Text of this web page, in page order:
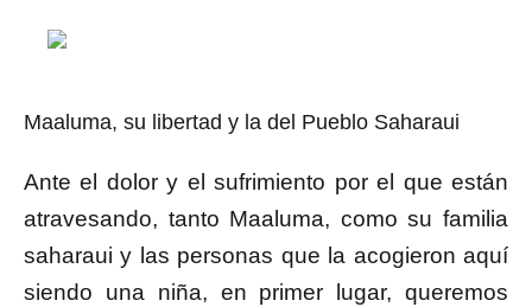
Maaluma, su libertad y la del Pueblo Saharaui
Ante el dolor y el sufrimiento por el que están
atravesando, tanto Maaluma, como su familia
saharaui y las personas que la acogieron aquí
siendo una niña, en primer lugar, queremos